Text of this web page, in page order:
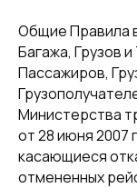
Общие Правила
Багажа, Грузов
Пассажиров,
Министерства
от 28 июня 2007
касающиеся
отмененных